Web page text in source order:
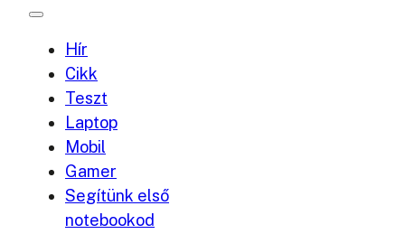
Hír
Cikk
Teszt
Laptop
Mobil
Gamer
Segítünk első
notebookod